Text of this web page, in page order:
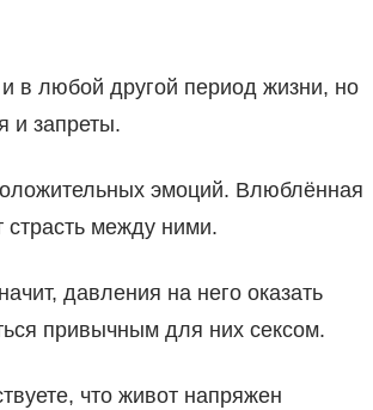
в любой другой период жизни, но
и запреты.
эмоций. Влюблённая
страсть между ними.
давления на него оказать
привычным для них сексом.
что живот напряжен